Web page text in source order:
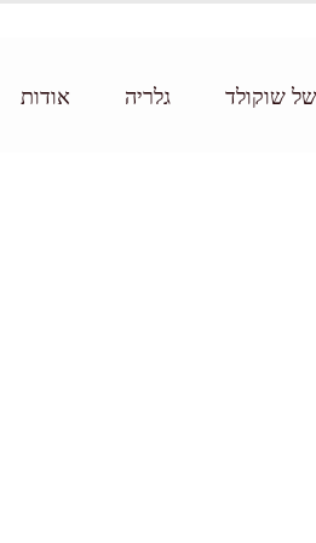
שוקולד גלריה אודות